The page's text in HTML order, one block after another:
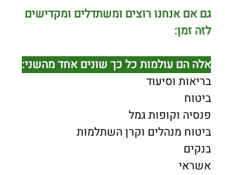
גם אם אנחנו רוצים ומשתדלים ומקדישים
לזה זמן:
אלה הם עולמות כל כך שונים אחד מהשני:
בריאות וסיעוד
ביטוח
פנסיה וקופות גמל
ביטוח מנהלים וקרן השתלמות
בנקים
אשראי